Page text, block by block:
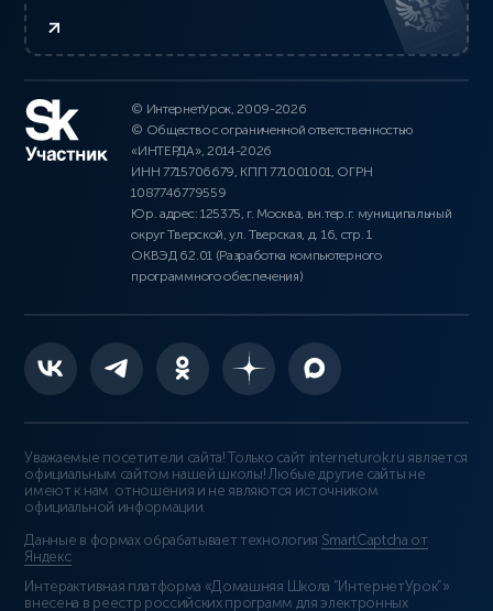
© ИнтернетУрок, 2009-2026
© Общество с ограниченной ответственностью
«ИНТЕРДА», 2014-2026
ИНН 7715706679, КПП 771001001, ОГРН
1087746779559
Юр. адрес: 125375, г. Москва, вн.тер.г. муниципальный
округ Тверской, ул. Тверская, д. 16, стр. 1
ОКВЭД 62.01 (Разработка компьютерного
программного обеспечения)
Уважаемые посетители сайта! Только сайт interneturok.ru является
официальным сайтом нашей школы! Любые другие сайты не
имеют к нам отношения и не являются источником
официальной информации.
Данные в формах обрабатывает технология SmartCaptcha от
Яндекс
Интерактивная платформа «Домашняя Школа “ИнтернетУрок”»
внесена в реестр российских программ для электронных